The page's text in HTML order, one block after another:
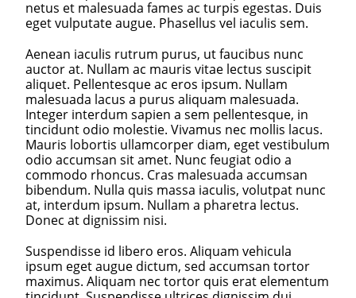
netus et malesuada fames ac turpis egestas. Duis
eget vulputate augue. Phasellus vel iaculis sem.
Aenean iaculis rutrum purus, ut faucibus nunc
auctor at. Nullam ac mauris vitae lectus suscipit
aliquet. Pellentesque ac eros ipsum. Nullam
malesuada lacus a purus aliquam malesuada.
Integer interdum sapien a sem pellentesque, in
tincidunt odio molestie. Vivamus nec mollis lacus.
Mauris lobortis ullamcorper diam, eget vestibulum
odio accumsan sit amet. Nunc feugiat odio a
commodo rhoncus. Cras malesuada accumsan
bibendum. Nulla quis massa iaculis, volutpat nunc
at, interdum ipsum. Nullam a pharetra lectus.
Donec at dignissim nisi.
Suspendisse id libero eros. Aliquam vehicula
ipsum eget augue dictum, sed accumsan tortor
maximus. Aliquam nec tortor quis erat elementum